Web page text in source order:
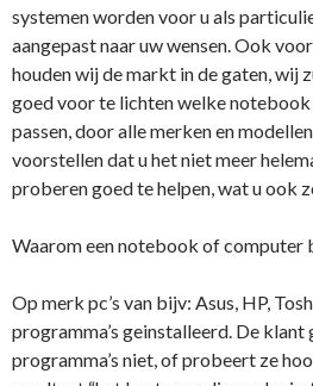
systemen worden voor u als
aangepast naar uw wensen. Ook
houden wij de markt in de gaten, wij
goed voor te lichten welke
passen, door alle merken en
voorstellen dat u het niet meer
proberen goed te helpen, wat u ook
Waarom een notebook of computer
Op merk pc’s van bijv: Asus, HP,
programma’s geinstalleerd. De
programma’s niet, of probeert ze